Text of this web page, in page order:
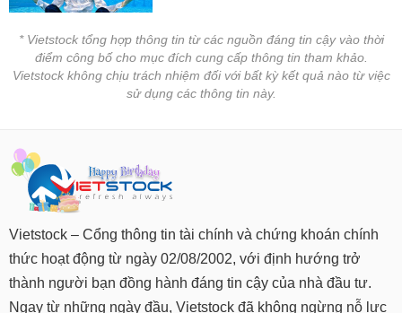
* Vietstock tổng hợp thông tin từ các nguồn đáng tin cậy vào thời
điểm công bố cho mục đích cung cấp thông tin tham khảo.
Vietstock không chịu trách nhiệm đối với bất kỳ kết quả nào từ việc
sử dụng các thông tin này.
Vietstock – Cổng thông tin tài chính và chứng khoán chính
thức hoạt động từ ngày 02/08/2002, với định hướng trở
thành người bạn đồng hành đáng tin cậy của nhà đầu tư.
Ngay từ những ngày đầu, Vietstock đã không ngừng nỗ lực